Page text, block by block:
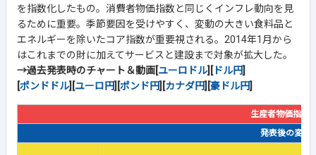
を指数化したもの。消費者物価指数と同じくインフレ動向を見
るために重要。季節要因を受けやすく、変動の大きい食料品と
エネルギーを除いたコア指数が重要視される。2014年1月から
はこれまでの財に加えてサービスと建設まで対象が拡大した。
→過去発表時のチャート＆動画[ユーロドル][ ドル円]
[ポンドドル][ユーロ円][ポンド円][カナダ円][豪ドル円]
生産者物価指数
発表後の変動